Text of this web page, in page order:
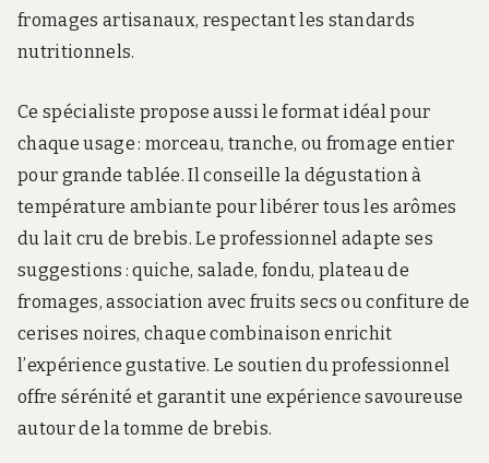
fromages artisanaux, respectant les standards
nutritionnels.
Ce spécialiste propose aussi le format idéal pour
chaque usage : morceau, tranche, ou fromage entier
pour grande tablée. Il conseille la dégustation à
température ambiante pour libérer tous les arômes
du lait cru de brebis. Le professionnel adapte ses
suggestions : quiche, salade, fondu, plateau de
fromages, association avec fruits secs ou confiture de
cerises noires, chaque combinaison enrichit
l’expérience gustative. Le soutien du professionnel
offre sérénité et garantit une expérience savoureuse
autour de la tomme de brebis.